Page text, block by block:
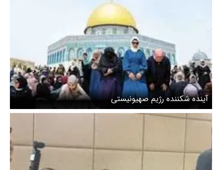
آینده شکننده رژیم صهیونیستی